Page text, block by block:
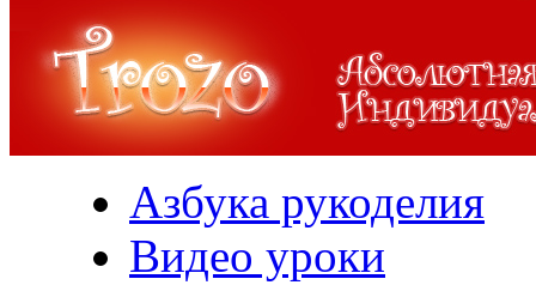
Азбука рукоделия
Видео уроки